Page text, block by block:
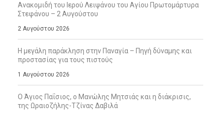
Ανακομιδή του Ιερού Λειψάνου του Αγίου Πρωτομάρτυρα
Στεφάνου – 2 Αυγούστου
2 Αυγούστου 2026
Η μεγάλη παράκληση στην Παναγία – Πηγή δύναμης και
προστασίας για τους πιστούς
1 Αυγούστου 2026
Ο Άγιος Παΐσιος, ο Μανώλης Μητσιάς και η διάκρισις,
της Ωραιοζήλης-Τζίνας Δαβιλά